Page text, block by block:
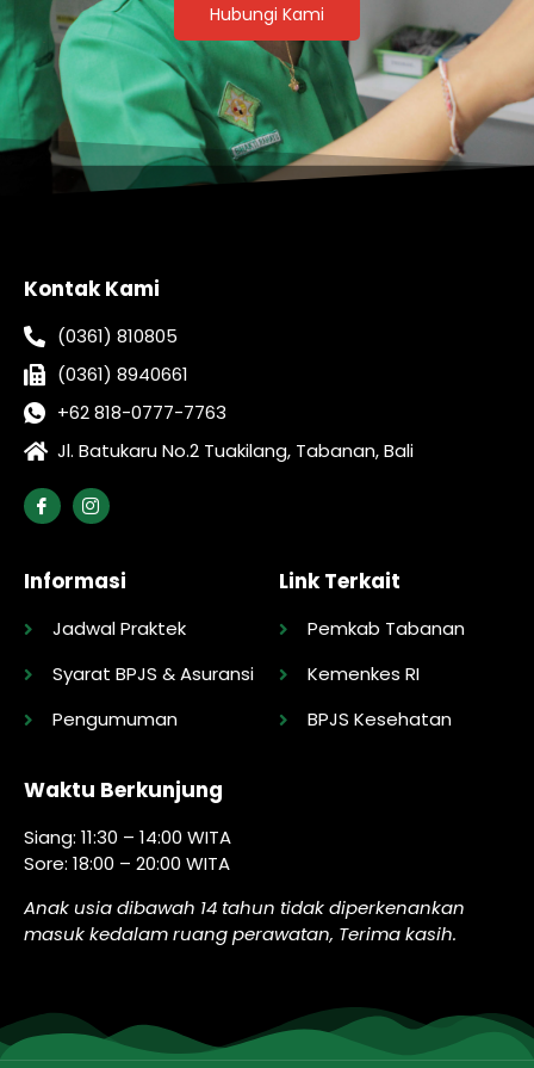
Hubungi Kami
Kontak Kami
(0361) 810805
(0361) 8940661
+62 818-0777-7763
Jl. Batukaru No.2 Tuakilang, Tabanan, Bali
Informasi
Jadwal Praktek
Syarat BPJS & Asuransi
Pengumuman
Link Terkait
Pemkab Tabanan
Kemenkes RI
BPJS Kesehatan
Waktu Berkunjung
Siang: 11:30 – 14:00 WITA
Sore: 18:00 – 20:00 WITA
Anak usia dibawah 14 tahun tidak diperkenankan
masuk kedalam ruang perawatan, Terima kasih.